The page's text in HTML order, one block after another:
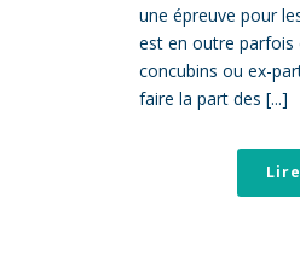
une épreuve pour
est en outre parfois
concubins ou ex-
faire la part des [...]